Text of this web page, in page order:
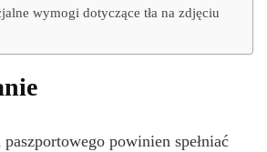
wymogi dotyczące tła na zdjęciu
powinien spełniać